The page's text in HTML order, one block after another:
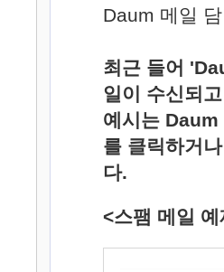
Daum 메일
최근 들어
일이 수신되
예시는 Daum
를 클릭하거
다.
<스팸 메일 예